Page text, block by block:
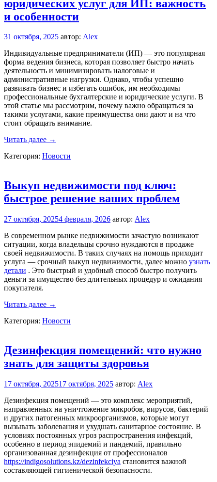
выбрать
оптимальный
продукт
юридических услуг для ИП: важность
и особенности
31 октября, 2025 автор: Alex
Индивидуальные предприниматели (ИП) — это популярная
форма ведения бизнеса, которая позволяет быстро начать
деятельность и минимизировать налоговые и
административные нагрузки. Однако, чтобы успешно
развивать бизнес и избегать ошибок, им необходимы
профессиональные бухгалтерские и юридические услуги. В
этой статье мы рассмотрим, почему важно обращаться за
такими услугами, какие преимущества они дают и на что
стоит обращать внимание.
Читать далее Оказание
и
для
ИП:
важность
особенности
→
Категория: Новости
Выкуп недвижимости под ключ:
быстрое решение ваших проблем
27 октября, 20254 февраля, 2026 автор: Alex
В современном рынке недвижимости зачастую возникают
ситуации, когда владельцы срочно нуждаются в продаже
своей недвижимости. В таких случаях на помощь приходит
услуга — срочный выкуп недвижимости, далее можно узнать
детали . Это быстрый и удобный способ быстро получить
деньги за имущество без длительных процедур и ожидания
покупателя.
Читать далее Выкуп
под
решение
ваших
проблем
→
Категория: Новости
Дезинфекция помещений: что нужно
знать для защиты здоровья
17 октября, 202517 октября, 2025 автор: Alex
Дезинфекция помещений — это комплекс мероприятий,
направленных на уничтожение микробов, вирусов, бактерий
и других патогенных микроорганизмов, которые могут
вызывать заболевания и ухудшать санитарное состояние. В
условиях постоянных угроз распространения инфекций,
особенно в период эпидемий и пандемий, правильно
организованная дезинфекция от профессионалов
https://indigosolutions.kz/dezinfekciya становится важной
составляющей гигиенической безопасности.